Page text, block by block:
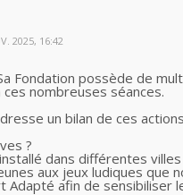
2025, 16:42
Fondation possède de
nombreuses séances.
un bilan de ces
?
installé dans différentes
aux jeux ludiques que
afin de